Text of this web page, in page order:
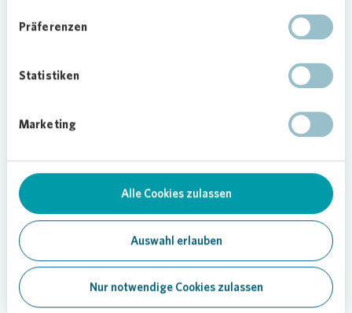
Präferenzen
Statistiken
Marketing
Alle Cookies zulassen
Auswahl erlauben
Nur notwendige Cookies zulassen
Loading...